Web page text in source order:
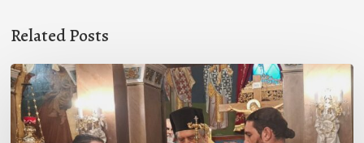
Related Posts
Ιερά
Παράκληση
στον